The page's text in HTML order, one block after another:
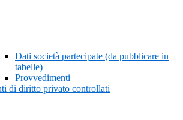
Dati società partecipate (da pubblicare in
tabelle)
Provvedimenti
di diritto privato controllati